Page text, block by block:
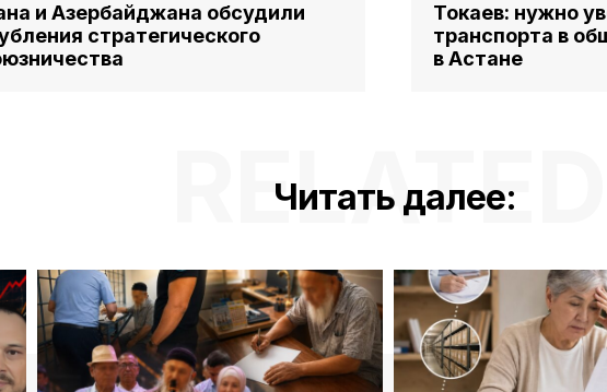
и Азербайджана обсудили
стратегического
Токаев: нужно
транспорта в
в Астане
Читать далее:
RELATED